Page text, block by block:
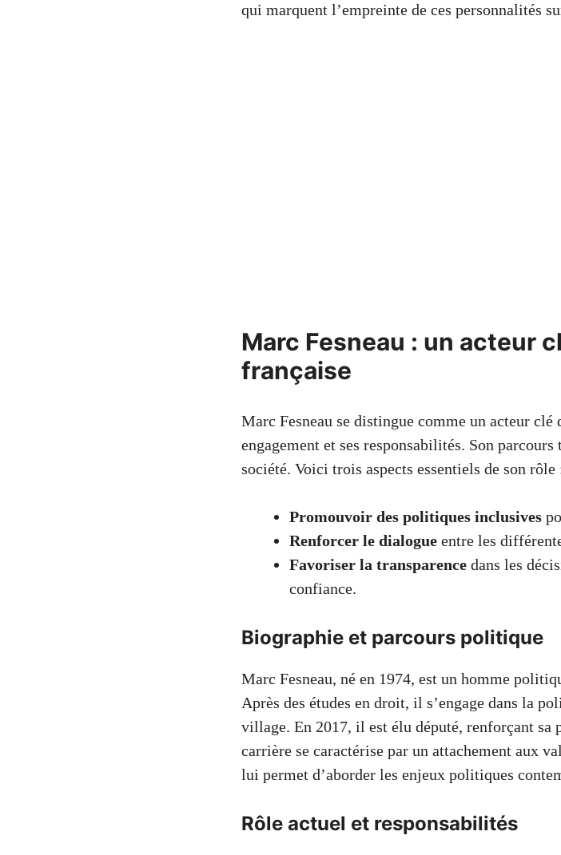
qui marquent l’empreinte de ces personnalités
Marc Fesneau : un acteur
française
Marc Fesneau se distingue comme un acteur
engagement et ses responsabilités. Son
société. Voici trois aspects essentiels de son rôle
Promouvoir des politiques inclusives
Renforcer le dialogue entre les
Favoriser la transparence dans les
confiance.
Biographie et parcours politique
Marc Fesneau, né en 1974, est un homme
Après des études en droit, il s’engage dans la
village. En 2017, il est élu député, renforçant sa
carrière se caractérise par un attachement aux
lui permet d’aborder les enjeux politiques
Rôle actuel et responsabilités